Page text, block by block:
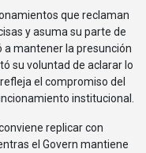
que reclaman
y asuma su parte de
a mantener la presunción
su voluntad de aclarar lo
el compromiso del
institucional.
replicar con
el Govern mantiene